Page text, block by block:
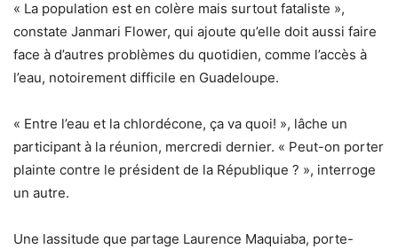
« La population est en colère mais surtout fataliste »,
constate Janmari Flower, qui ajoute qu’elle doit aussi faire
face à d’autres problèmes du quotidien, comme l’accès à
l’eau, notoirement difficile en Guadeloupe.
« Entre l’eau et la chlordécone, ça va quoi! », lâche un
participant à la réunion, mercredi dernier. « Peut-on porter
plainte contre le président de la République ? », interroge
un autre.
Une lassitude que partage Laurence Maquiaba, porte-